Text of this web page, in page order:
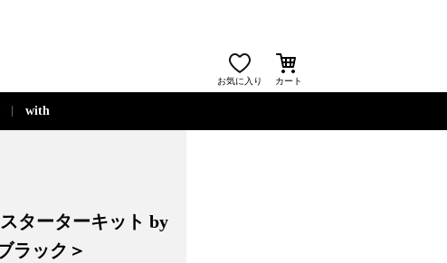
お気に入り カート
with
ターターキット by
ラック＞